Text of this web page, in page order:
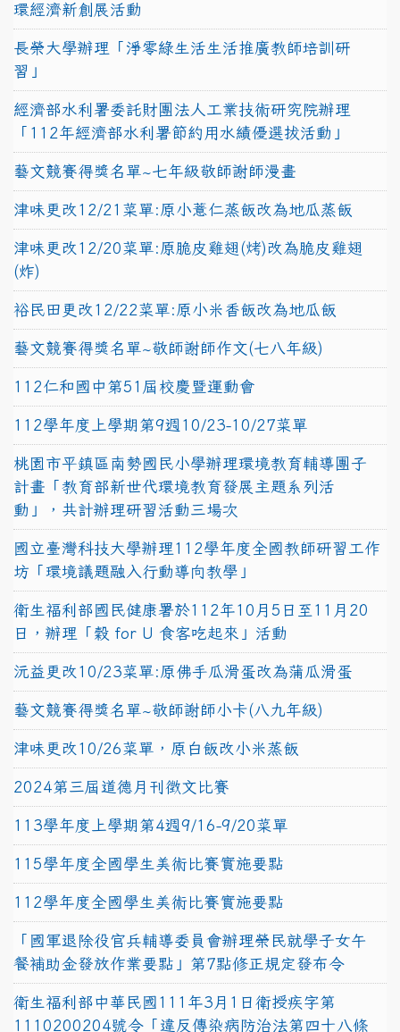
環經濟新創展活動
長榮大學辦理「淨零綠生活生活推廣教師培訓研
習」
經濟部水利署委託財團法人工業技術研究院辦理
「112年經濟部水利署節約用水績優選拔活動」
藝文競賽得獎名單~七年級敬師謝師漫畫
津味更改12/21菜單:原小薏仁蒸飯改為地瓜蒸飯
津味更改12/20菜單:原脆皮雞翅(烤)改為脆皮雞翅
(炸)
裕民田更改12/22菜單:原小米香飯改為地瓜飯
藝文競賽得獎名單~敬師謝師作文(七八年級)
112仁和國中第51屆校慶暨運動會
112學年度上學期第9週10/23-10/27菜單
桃園市平鎮區南勢國民小學辦理環境教育輔導團子
計畫「教育部新世代環境教育發展主題系列活
動」，共計辦理研習活動三場次
國立臺灣科技大學辦理112學年度全國教師研習工作
坊「環境議題融入行動導向教學」
衛生福利部國民健康署於112年10月5日至11月20
日，辦理「穀 for U 食客吃起來」活動
沅益更改10/23菜單:原佛手瓜滑蛋改為蒲瓜滑蛋
藝文競賽得獎名單~敬師謝師小卡(八九年級)
津味更改10/26菜單，原白飯改小米蒸飯
2024第三屆道德月刊徵文比賽
113學年度上學期第4週9/16-9/20菜單
115學年度全國學生美術比賽實施要點
112學年度全國學生美術比賽實施要點
「國軍退除役官兵輔導委員會辦理榮民就學子女午
餐補助金發放作業要點」第7點修正規定發布令
衛生福利部中華民國111年3月1日衛授疾字第
1110200204號令「違反傳染病防治法第四十八條